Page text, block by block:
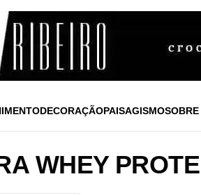
DECORAÇÃOPAISAGISMOSOBRE
WHEY